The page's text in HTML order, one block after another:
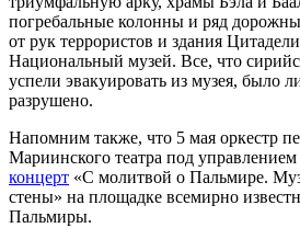
погребальные колонны и ряд
от рук террористов и здания
Национальный музей. Все, что
успели эвакуировать из музея, было
разрушено.
Напомним также, что 5 мая оркестр
Мариинского театра под управлением
концерт «С молитвой о Пальмире.
стены» на площадке всемирно
Пальмиры.